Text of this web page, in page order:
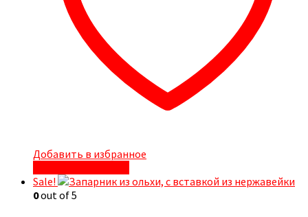
Добавить в избранное
Sale!
0out of 5